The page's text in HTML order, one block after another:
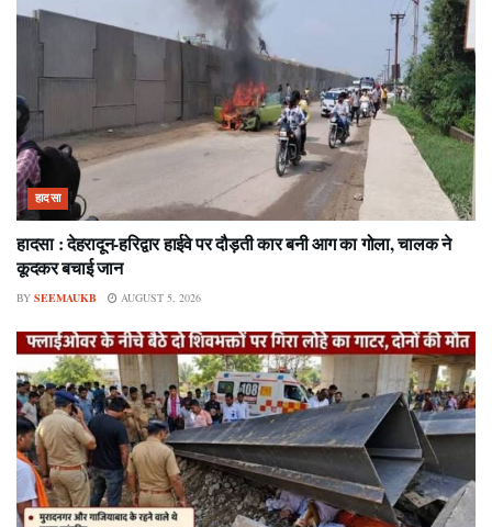
हादसा
हादसा : देहरादून-हरिद्वार हाईवे पर दौड़ती कार बनी आग का गोला, चालक ने
कूदकर बचाई जान
BY SEEMAUKB AUGUST 5, 2026